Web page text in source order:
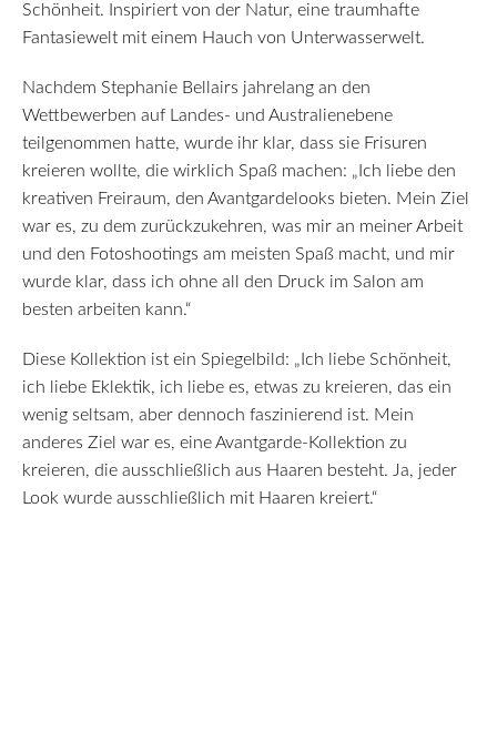
Schönheit. Inspiriert von der Natur, eine traumhafte
Fantasiewelt mit einem Hauch von Unterwasserwelt.
Nachdem Stephanie Bellairs jahrelang an den
Wettbewerben auf Landes- und Australienebene
teilgenommen hatte, wurde ihr klar, dass sie Frisuren
kreieren wollte, die wirklich Spaß machen: „Ich liebe den
kreativen Freiraum, den Avantgardelooks bieten. Mein Ziel
war es, zu dem zurückzukehren, was mir an meiner Arbeit
und den Fotoshootings am meisten Spaß macht, und mir
wurde klar, dass ich ohne all den Druck im Salon am
besten arbeiten kann.“
Diese Kollektion ist ein Spiegelbild: „Ich liebe Schönheit,
ich liebe Eklektik, ich liebe es, etwas zu kreieren, das ein
wenig seltsam, aber dennoch faszinierend ist. Mein
anderes Ziel war es, eine Avantgarde-Kollektion zu
kreieren, die ausschließlich aus Haaren besteht. Ja, jeder
Look wurde ausschließlich mit Haaren kreiert.“